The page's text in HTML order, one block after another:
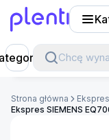
Chcę
Strona główna
Ekspres SIEMENS